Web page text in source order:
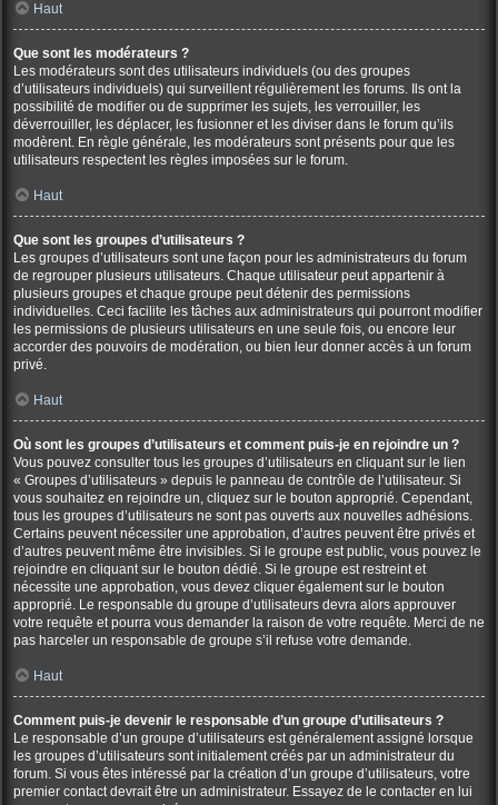
Haut
Que sont les modérateurs ?
Les modérateurs sont des utilisateurs individuels (ou des groupes
d’utilisateurs individuels) qui surveillent régulièrement les forums. Ils ont la
possibilité de modifier ou de supprimer les sujets, les verrouiller, les
déverrouiller, les déplacer, les fusionner et les diviser dans le forum qu’ils
modèrent. En règle générale, les modérateurs sont présents pour que les
utilisateurs respectent les règles imposées sur le forum.
Haut
Que sont les groupes d’utilisateurs ?
Les groupes d’utilisateurs sont une façon pour les administrateurs du forum
de regrouper plusieurs utilisateurs. Chaque utilisateur peut appartenir à
plusieurs groupes et chaque groupe peut détenir des permissions
individuelles. Ceci facilite les tâches aux administrateurs qui pourront modifier
les permissions de plusieurs utilisateurs en une seule fois, ou encore leur
accorder des pouvoirs de modération, ou bien leur donner accès à un forum
privé.
Haut
Où sont les groupes d’utilisateurs et comment puis-je en rejoindre un ?
Vous pouvez consulter tous les groupes d’utilisateurs en cliquant sur le lien
« Groupes d’utilisateurs » depuis le panneau de contrôle de l’utilisateur. Si
vous souhaitez en rejoindre un, cliquez sur le bouton approprié. Cependant,
tous les groupes d’utilisateurs ne sont pas ouverts aux nouvelles adhésions.
Certains peuvent nécessiter une approbation, d’autres peuvent être privés et
d’autres peuvent même être invisibles. Si le groupe est public, vous pouvez le
rejoindre en cliquant sur le bouton dédié. Si le groupe est restreint et
nécessite une approbation, vous devez cliquer également sur le bouton
approprié. Le responsable du groupe d’utilisateurs devra alors approuver
votre requête et pourra vous demander la raison de votre requête. Merci de ne
pas harceler un responsable de groupe s’il refuse votre demande.
Haut
Comment puis-je devenir le responsable d’un groupe d’utilisateurs ?
Le responsable d’un groupe d’utilisateurs est généralement assigné lorsque
les groupes d’utilisateurs sont initialement créés par un administrateur du
forum. Si vous êtes intéressé par la création d’un groupe d’utilisateurs, votre
premier contact devrait être un administrateur. Essayez de le contacter en lui